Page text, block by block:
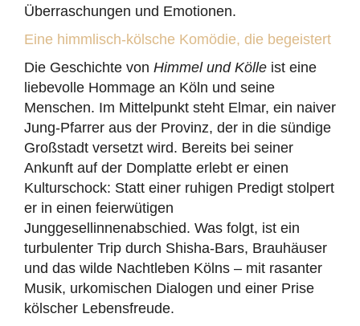
Überraschungen und Emotionen.
Eine himmlisch-kölsche Komödie, die begeistert
Die Geschichte von Himmel und Kölle ist eine
liebevolle Hommage an Köln und seine
Menschen. Im Mittelpunkt steht Elmar, ein naiver
Jung-Pfarrer aus der Provinz, der in die sündige
Großstadt versetzt wird. Bereits bei seiner
Ankunft auf der Domplatte erlebt er einen
Kulturschock: Statt einer ruhigen Predigt stolpert
er in einen feierwütigen
Junggesellinnenabschied. Was folgt, ist ein
turbulenter Trip durch Shisha-Bars, Brauhäuser
und das wilde Nachtleben Kölns – mit rasanter
Musik, urkomischen Dialogen und einer Prise
kölscher Lebensfreude.